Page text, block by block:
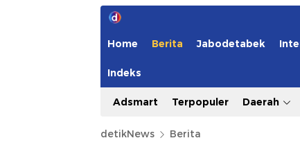
Home Berita Jabodetabek
Indeks
Adsmart Terpopuler Daerah
detikNews Berita